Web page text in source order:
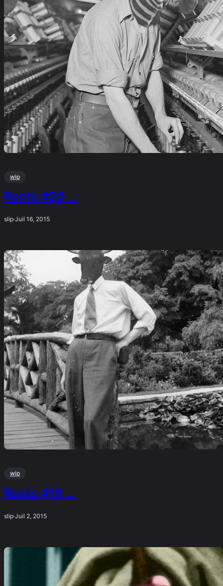
wip
Roots #20 …
slip·Juil 16, 2015
wip
Roots #19 …
slip·Juil 2, 2015